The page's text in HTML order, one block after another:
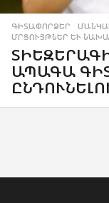
ԳԻՏԱՓՈՐՁԵՐ ,
ՄՐՑՈՒՅԹՆԵՐ ԵՒ
ԱՊԱԳԱ